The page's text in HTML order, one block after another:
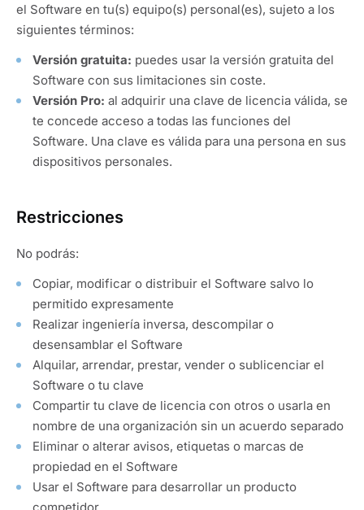
el Software en tu(s) equipo(s) personal(es), sujeto a los
siguientes términos:
Versión gratuita: puedes usar la versión gratuita del
Software con sus limitaciones sin coste.
Versión Pro: al adquirir una clave de licencia válida, se
te concede acceso a todas las funciones del
Software. Una clave es válida para una persona en sus
dispositivos personales.
Restricciones
No podrás:
Copiar, modificar o distribuir el Software salvo lo
permitido expresamente
Realizar ingeniería inversa, descompilar o
desensamblar el Software
Alquilar, arrendar, prestar, vender o sublicenciar el
Software o tu clave
Compartir tu clave de licencia con otros o usarla en
nombre de una organización sin un acuerdo separado
Eliminar o alterar avisos, etiquetas o marcas de
propiedad en el Software
Usar el Software para desarrollar un producto